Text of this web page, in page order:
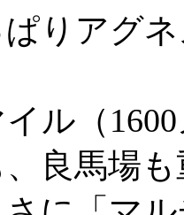
りアグ
ル（
良馬場